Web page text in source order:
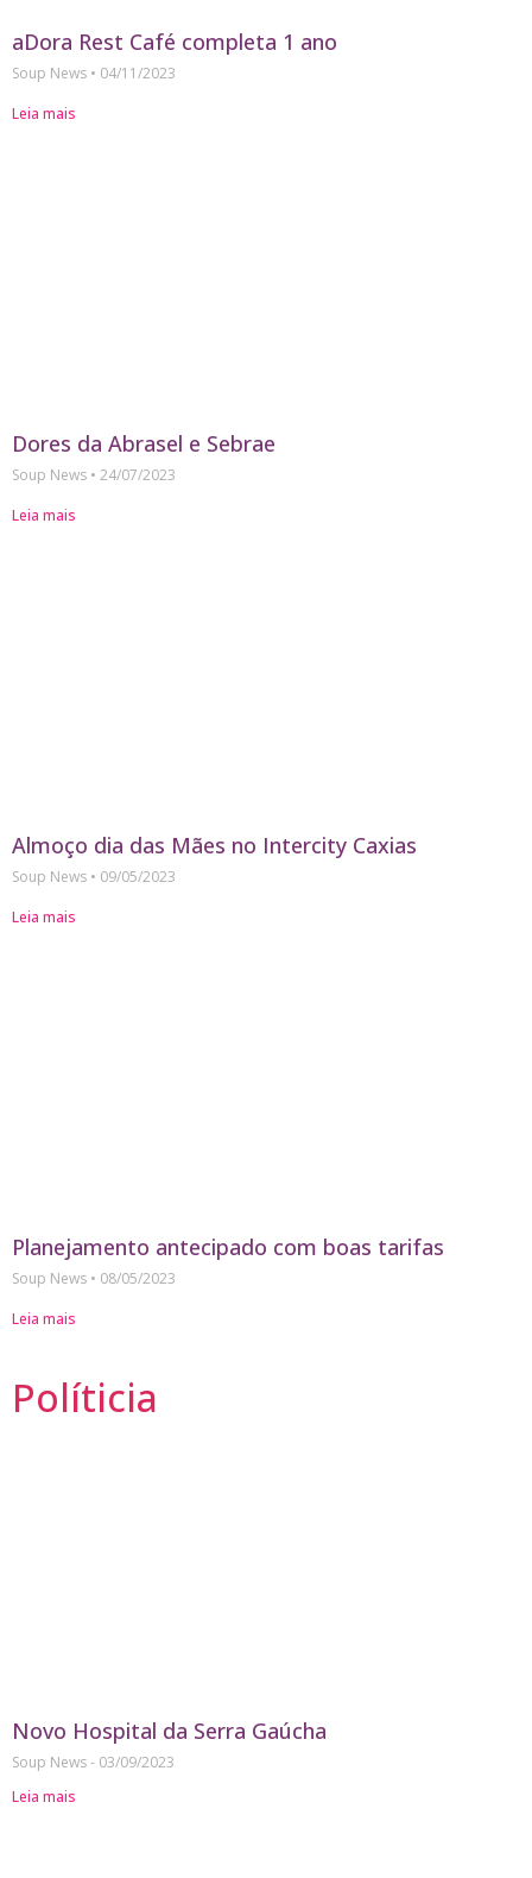
aDora Rest Café completa 1 ano
Soup News
04/11/2023
Leia mais
Dores da Abrasel e Sebrae
Soup News
24/07/2023
Leia mais
Almoço dia das Mães no Intercity Caxias
Soup News
09/05/2023
Leia mais
Planejamento antecipado com boas tarifas
Soup News
08/05/2023
Leia mais
Políticia
Novo Hospital da Serra Gaúcha
Soup News
03/09/2023
Leia mais